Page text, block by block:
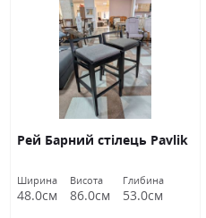
Рей Барний стілець Pavlik
Ширина
48.0см
Висота
86.0см
Глибина
53.0см